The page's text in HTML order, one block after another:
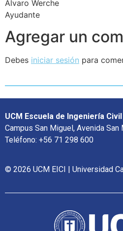
Álvaro Werche
Ayudante
Agregar un
Debes iniciar sesión para
UCM Escuela de Ingeniería
Campus San Miguel, Avenida San
Teléfono: +56 71 298 600
© 2026 UCM EICI | Universidad